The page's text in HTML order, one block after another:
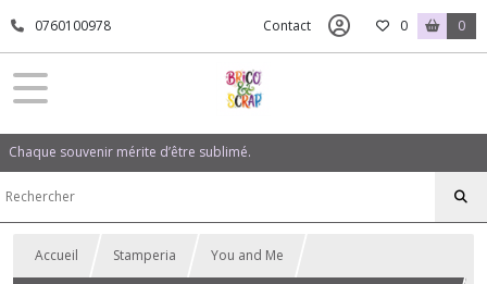
0760100978 Contact 0 0
Chaque souvenir mérite d’être sublimé.
Accueil Stamperia You and Me